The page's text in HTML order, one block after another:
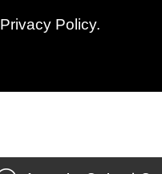
Privacy Policy.